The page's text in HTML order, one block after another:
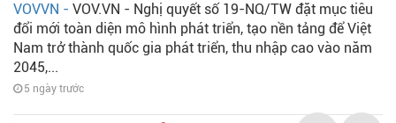
VOVVN - VOV.VN - Nghị quyết số 19-NQ/TW đặt mục tiêu
đổi mới toàn diện mô hình phát triển, tạo nền tảng để Việt
Nam trở thành quốc gia phát triển, thu nhập cao vào năm
2045,...
5 ngày trước